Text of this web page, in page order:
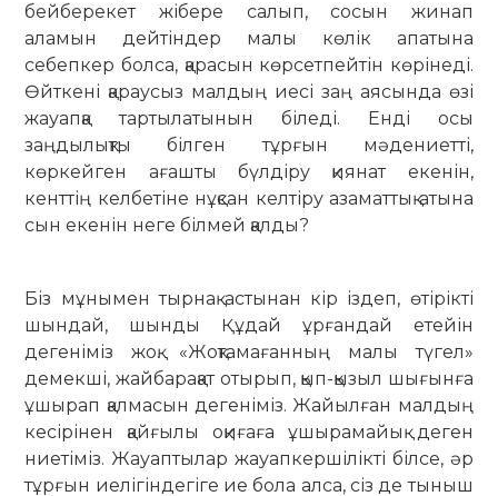
бейберекет жібере салып, сосын жинап
аламын дейтіндер малы көлік апатына
себепкер болса, қарасын көрсетпейтін көрінеді.
Өйткені қараусыз малдың иесі заң аясында өзі
жауапқа тартылатынын біледі. Енді осы
заңдылықты білген тұрғын мәдениетті,
көркейген ағашты бүлдіру қиянат екенін,
кенттің келбетіне нұқсан келтіру азаматтық атына
сын екенін неге білмей қалды?
Біз мұнымен тырнақ астынан кір із­деп, өтірікті
шындай, шынды Құ­дай ұр­ғандай етейін
дегеніміз жоқ. «Жоқ­тамағанның малы түгел»
демек­ші, жай­­барақат отырып, қып-қызыл шы­ғынға
ұшы­­рап қалмасын дегеніміз. Жайыл­ған малдың
кесірінен қайғылы оқи­ғаға ұшы­рамайық деген
ниетіміз. Жауап­тылар жауапкершілікті білсе, әр
тұрғын иелі­гіндегіге ие бола алса, сіз де тыныш